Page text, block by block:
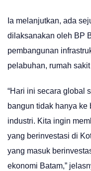
Ia melanjutkan, ada
dilaksanakan oleh BP
pembangunan
pelabuhan, rumah
“Hari ini secara global
bangun tidak hanya
industri. Kita ingin
yang berinvestasi di
yang masuk
ekonomi Batam,”